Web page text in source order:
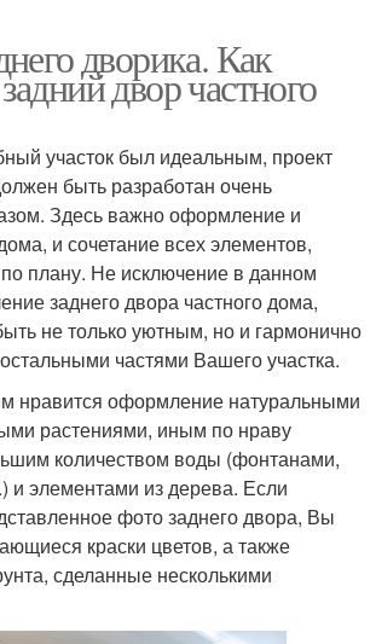
дворика. Как
двор частного
участок был идеальным, проект
быть разработан очень
Здесь важно оформление и
и сочетание всех элементов,
плану. Не исключение в данном
заднего двора частного дома,
не только уютным, но и гармонично
частями Вашего участка.
нравится оформление натуральными
растениями, иным по нраву
количеством воды (фонтанами,
и элементами из дерева. Если
фото заднего двора, Вы
краски цветов, а также
сделанные несколькими